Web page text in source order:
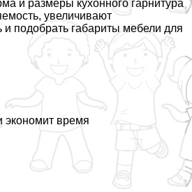
и размеры кухонного гарнитура
увеличивают
и подобрать габариты мебели для
экономит время